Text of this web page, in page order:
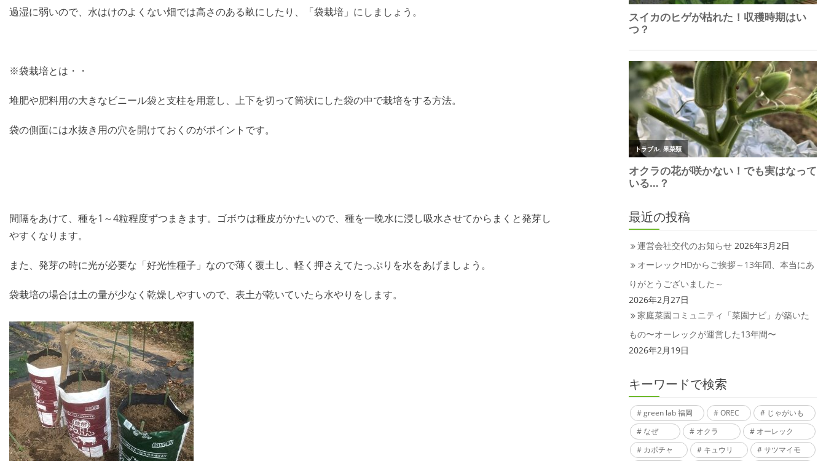
過湿に弱いので、水はけのよくない畑では高さのある畝にしたり、「袋栽培」にしましょう。
※袋栽培とは・・
堆肥や肥料用の大きなビニール袋と支柱を用意し、上下を切って筒状にした袋の中で栽培をする方法。
袋の側面には水抜き用の穴を開けておくのがポイントです。
間隔をあけて、種を1～4粒程度ずつまきます。ゴボウは種皮がかたいので、種を一晩水に浸し吸水させてからまくと発芽し
やすくなります。
また、発芽の時に光が必要な「好光性種子」なので薄く覆土し、軽く押さえてたっぷりを水をあげましょう。
袋栽培の場合は土の量が少なく乾燥しやすいので、表土が乾いていたら水やりをします。
最近の投稿
運営会社交代のお知らせ 2026年3月2日
オーレックHDからご挨拶～13年間、本当にあ
りがとうございました～
2026年2月27日
家庭菜園コミュニティ「菜園ナビ」が築いた
もの〜オーレックが運営した13年間〜
2026年2月19日
キーワードで検索
green lab 福岡 OREC
じゃがいも
なぜ
オクラ
オーレック
カボチャ
キュウリ
サツマイモ